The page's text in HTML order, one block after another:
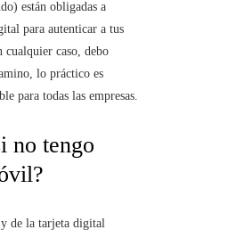
están obligadas a
para autenticar a tus
cualquier caso, debo
lo práctico es
para todas las empresas.
no tengo
de la tarjeta digital